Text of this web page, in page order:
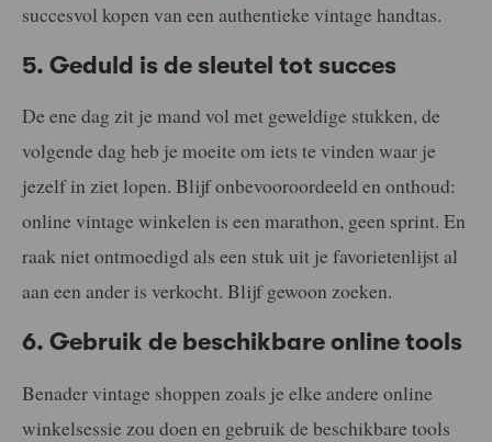
succesvol kopen van een authentieke vintage handtas.
5. Geduld is de sleutel tot succes
De ene dag zit je mand vol met geweldige stukken, de
volgende dag heb je moeite om iets te vinden waar je
jezelf in ziet lopen. Blijf onbevooroordeeld en onthoud:
online vintage winkelen is een marathon, geen sprint. En
raak niet ontmoedigd als een stuk uit je favorietenlijst al
aan een ander is verkocht. Blijf gewoon zoeken.
6. Gebruik de beschikbare online tools
Benader vintage shoppen zoals je elke andere online
winkelsessie zou doen en gebruik de beschikbare tools